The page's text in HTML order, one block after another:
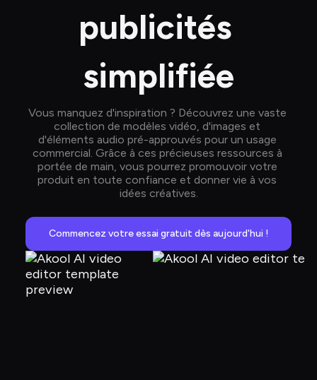
publicités
simplifiée
Vous manquez d'inspiration ? Découvrez une vaste
collection de modèles vidéo, d'images et
d'éléments audio pré-approuvés pour un usage
commercial. Grâce à ces précieuses ressources à
portée de main, vous pourrez promouvoir votre
produit en toute confiance et donner vie à vos
idées créatives.
Commencez votre essai gratuit dès aujourd'hui !